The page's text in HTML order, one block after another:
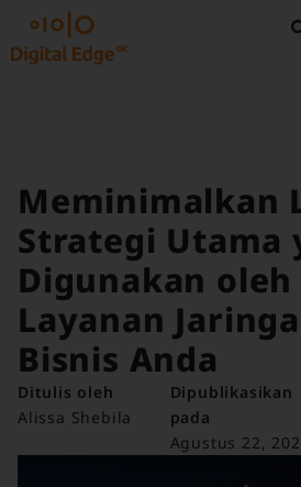
Meminimalkan
Strategi Utama
Digunakan oleh
Layanan
Bisnis Anda
Ditulis oleh
Alissa Shebila
Dipublikasikan
pada
Agustus 22,